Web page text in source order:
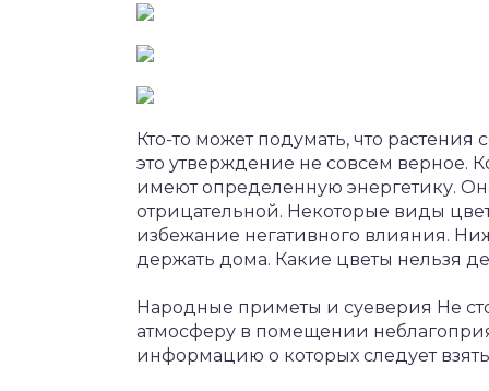
Кто-то может подумать, что
это утверждение не совсем верное.
имеют определенную энергетику.
отрицательной. Некоторые виды
избежание негативного влияния.
держать дома. Какие цветы нельзя
Народные приметы и суеверия Не
атмосферу в помещении
информацию о которых следует взять